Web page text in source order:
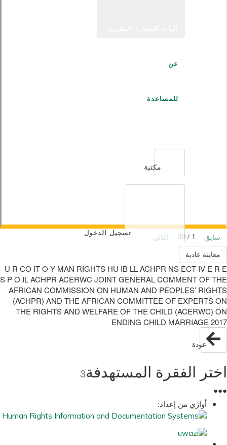
عن
للمساعدة
مكتبة
تسجيل الدخول سابق
التالي
معاينة عادية
U R CO IT O Y MAN RIGHTS HU IB LL ACHPR NS ECT IV E R E
S P O IL ACHPR ACERWC JOINT GENERAL COMMENT OF THE
AFRICAN COMMISSION ON HUMAN AND PEOPLES’ RIGHTS
(ACHPR) AND THE AFRICAN COMMITTEE OF EXPERTS ON
THE RIGHTS AND WELFARE OF THE CHILD (ACERWC) ON
ENDING CHILD MARRIAGE 2017
عودة
اختر الفقرة المستهدفة3
●
●
●
أوازي من إعداد: